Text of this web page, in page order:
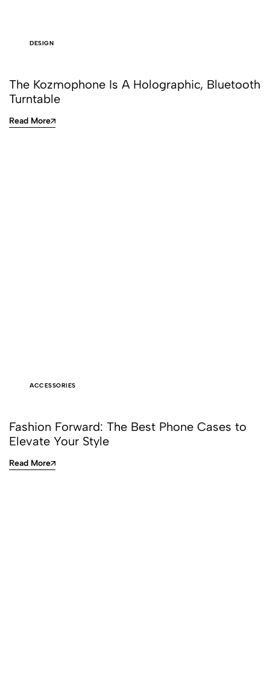
DESIGN
The Kozmophone Is A Holographic, Bluetooth
Turntable
Read More
ACCESSORIES
Fashion Forward: The Best Phone Cases to
Elevate Your Style
Read More